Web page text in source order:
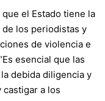
el Estado tiene la
los periodistas y
de violencia e
esencial que las
debida diligencia y
a los